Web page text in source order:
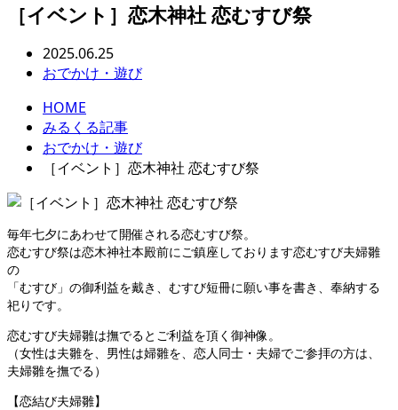
［イベント］恋木神社 恋むすび祭
2025.06.25
おでかけ・遊び
HOME
みるくる記事
おでかけ・遊び
［イベント］恋木神社 恋むすび祭
毎年七夕にあわせて開催される恋むすび祭。
恋むすび祭は恋木神社本殿前にご鎮座しております恋むすび夫婦雛
の
「むすび」の御利益を戴き、むすび短冊に願い事を書き、奉納する
祀りです。
恋むすび夫婦雛は撫でるとご利益を頂く御神像。
（女性は夫雛を、男性は婦雛を、恋人同士・夫婦でご参拝の方は、
夫婦雛を撫でる）
【恋結び夫婦雛】